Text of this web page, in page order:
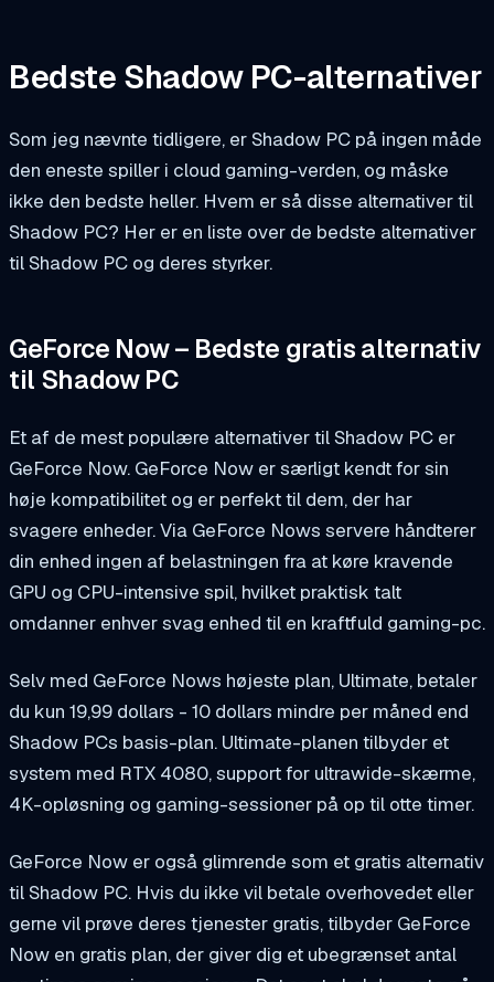
Bedste Shadow PC-alternativer
Som jeg nævnte tidligere, er Shadow PC på ingen måde
den eneste spiller i cloud gaming-verden, og måske
ikke den bedste heller. Hvem er så disse alternativer til
Shadow PC? Her er en liste over de bedste alternativer
til Shadow PC og deres styrker.
GeForce Now – Bedste gratis alternativ
til Shadow PC
Et af de mest populære alternativer til Shadow PC er
GeForce Now. GeForce Now er særligt kendt for sin
høje kompatibilitet og er perfekt til dem, der har
svagere enheder. Via GeForce Nows servere håndterer
din enhed ingen af belastningen fra at køre kravende
GPU og CPU-intensive spil, hvilket praktisk talt
omdanner enhver svag enhed til en kraftfuld gaming-pc.
Selv med GeForce Nows højeste plan, Ultimate, betaler
du kun 19,99 dollars - 10 dollars mindre per måned end
Shadow PCs basis-plan. Ultimate-planen tilbyder et
system med RTX 4080, support for ultrawide-skærme,
4K-opløsning og gaming-sessioner på op til otte timer.
GeForce Now er også glimrende som et gratis alternativ
til Shadow PC. Hvis du ikke vil betale overhovedet eller
gerne vil prøve deres tjenester gratis, tilbyder GeForce
Now en gratis plan, der giver dig et ubegrænset antal